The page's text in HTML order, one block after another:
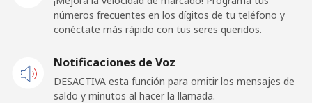
Línea fija ⁦30.5¢⁩ 32 min por ⁦€10⁩ -
New Zealand
números frecuentes en los dígitos de tu teléfono y
conéctate más rápido con tus seres queridos.
Notificaciones de Voz
DESACTIVA esta función para omitir los mensajes de
saldo y minutos al hacer la llamada.